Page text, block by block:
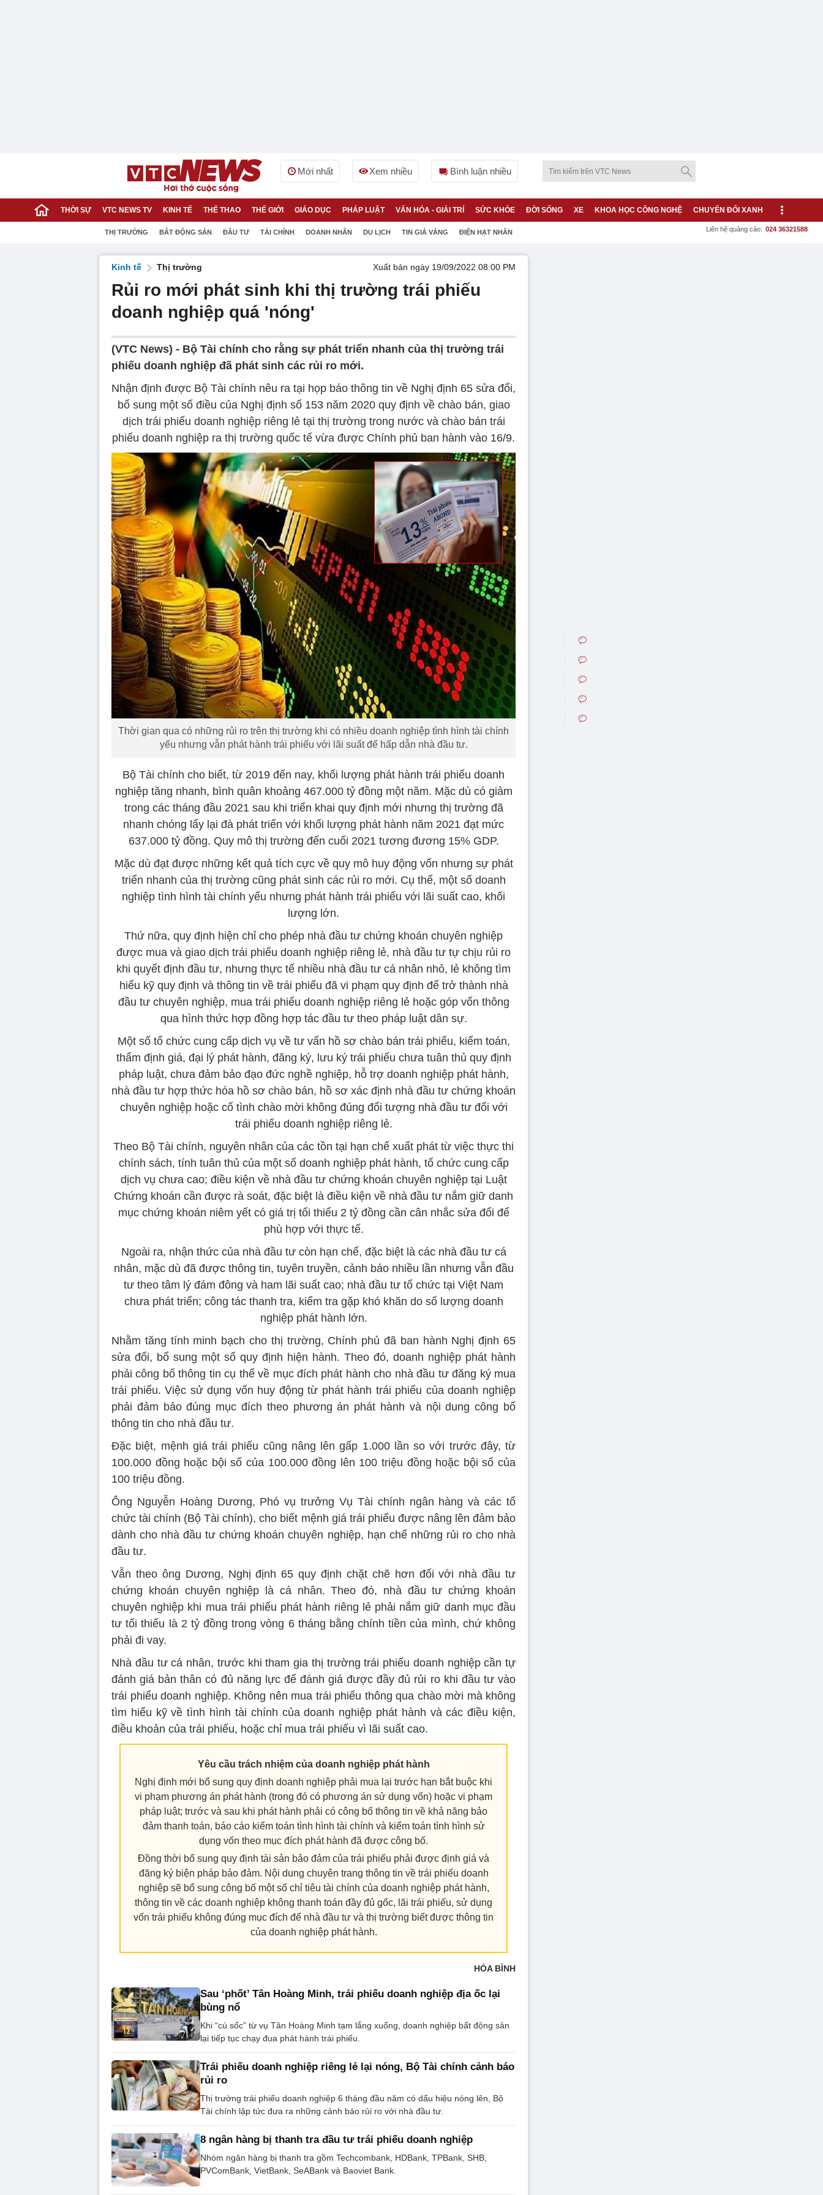
Mới nhất Xem nhiều Bình luận nhiều
THỜI SỰ VTC NEWS TV KINH TẾ THỂ THAO THẾ GIỚI GIÁO DỤC PHÁP LUẬT VĂN HÓA - GIẢI TRÍ SỨC KHỎE ĐỜI SỐNG XE KHOA HỌC CÔNG NGHỆ CHUYỂN ĐỔI XANH
THỊ TRƯỜNG BẤT ĐỘNG SẢN ĐẦU TƯ TÀI CHÍNH DOANH NHÂN DU LỊCH TIN GIÁ VÀNG ĐIỆN HẠT NHÂN Liên hệ quảng cáo: 024 36321588
Kinh tế Thị trường Xuất bản ngày 19/09/2022 08:00 PM
Rủi ro mới phát sinh khi thị trường trái phiếu
doanh nghiệp quá 'nóng'
(VTC News) - Bộ Tài chính cho rằng sự phát triển nhanh của thị trường trái
phiếu doanh nghiệp đã phát sinh các rủi ro mới.
Nhận định được Bộ Tài chính nêu ra tại họp báo thông tin về Nghị định 65 sửa đổi,
bổ sung một số điều của Nghị định số 153 năm 2020 quy định về chào bán, giao
dịch trái phiếu doanh nghiệp riêng lẻ tại thị trường trong nước và chào bán trái
phiếu doanh nghiệp ra thị trường quốc tế vừa được Chính phủ ban hành vào 16/9.
Thời gian qua có những rủi ro trên thị trường khi có nhiều doanh nghiệp tình hình tài chính
yếu nhưng vẫn phát hành trái phiếu với lãi suất để hấp dẫn nhà đầu tư.
Bộ Tài chính cho biết, từ 2019 đến nay, khối lượng phát hành trái phiếu doanh
nghiệp tăng nhanh, bình quân khoảng 467.000 tỷ đồng một năm. Mặc dù có giảm
trong các tháng đầu 2021 sau khi triển khai quy định mới nhưng thị trường đã
nhanh chóng lấy lại đà phát triển với khối lượng phát hành năm 2021 đạt mức
637.000 tỷ đồng. Quy mô thị trường đến cuối 2021 tương đương 15% GDP.
Mặc dù đạt được những kết quả tích cực về quy mô huy động vốn nhưng sự phát
triển nhanh của thị trường cũng phát sinh các rủi ro mới. Cụ thể, một số doanh
nghiệp tình hình tài chính yếu nhưng phát hành trái phiếu với lãi suất cao, khối
lượng lớn.
Thứ nữa, quy định hiện chỉ cho phép nhà đầu tư chứng khoán chuyên nghiệp
được mua và giao dịch trái phiếu doanh nghiệp riêng lẻ, nhà đầu tư tự chịu rủi ro
khi quyết định đầu tư, nhưng thực tế nhiều nhà đầu tư cá nhân nhỏ, lẻ không tìm
hiểu kỹ quy định và thông tin về trái phiếu đã vi phạm quy định để trở thành nhà
đầu tư chuyên nghiệp, mua trái phiếu doanh nghiệp riêng lẻ hoặc góp vốn thông
qua hình thức hợp đồng hợp tác đầu tư theo pháp luật dân sự.
Một số tổ chức cung cấp dịch vụ về tư vấn hồ sơ chào bán trái phiếu, kiểm toán,
thẩm định giá, đại lý phát hành, đăng ký, lưu ký trái phiếu chưa tuân thủ quy định
pháp luật, chưa đảm bảo đạo đức nghề nghiệp, hỗ trợ doanh nghiệp phát hành,
nhà đầu tư hợp thức hóa hồ sơ chào bán, hồ sơ xác định nhà đầu tư chứng khoán
chuyên nghiệp hoặc cố tình chào mời không đúng đối tượng nhà đầu tư đối với
trái phiếu doanh nghiệp riêng lẻ.
Theo Bộ Tài chính, nguyên nhân của các tồn tại hạn chế xuất phát từ việc thực thi
chính sách, tính tuân thủ của một số doanh nghiệp phát hành, tổ chức cung cấp
dịch vụ chưa cao; điều kiện về nhà đầu tư chứng khoán chuyên nghiệp tại Luật
Chứng khoán cần được rà soát, đặc biệt là điều kiện về nhà đầu tư nắm giữ danh
mục chứng khoán niêm yết có giá trị tối thiểu 2 tỷ đồng cần cân nhắc sửa đổi để
phù hợp với thực tế.
Ngoài ra, nhận thức của nhà đầu tư còn hạn chế, đặc biệt là các nhà đầu tư cá
nhân, mặc dù đã được thông tin, tuyên truyền, cảnh báo nhiều lần nhưng vẫn đầu
tư theo tâm lý đám đông và ham lãi suất cao; nhà đầu tư tổ chức tại Việt Nam
chưa phát triển; công tác thanh tra, kiểm tra gặp khó khăn do số lượng doanh
nghiệp phát hành lớn.
Nhằm tăng tính minh bạch cho thị trường, Chính phủ đã ban hành Nghị định 65
sửa đổi, bổ sung một số quy định hiện hành. Theo đó, doanh nghiệp phát hành
phải công bố thông tin cụ thể về mục đích phát hành cho nhà đầu tư đăng ký mua
trái phiếu. Việc sử dụng vốn huy động từ phát hành trái phiếu của doanh nghiệp
phải đảm bảo đúng mục đích theo phương án phát hành và nội dung công bố
thông tin cho nhà đầu tư.
Đặc biệt, mệnh giá trái phiếu cũng nâng lên gấp 1.000 lần so với trước đây, từ
100.000 đồng hoặc bội số của 100.000 đồng lên 100 triệu đồng hoặc bội số của
100 triệu đồng.
Ông Nguyễn Hoàng Dương, Phó vụ trưởng Vụ Tài chính ngân hàng và các tổ
chức tài chính (Bộ Tài chính), cho biết mệnh giá trái phiếu được nâng lên đảm bảo
dành cho nhà đầu tư chứng khoán chuyên nghiệp, hạn chế những rủi ro cho nhà
đầu tư.
Vẫn theo ông Dương, Nghị định 65 quy định chặt chẽ hơn đối với nhà đầu tư
chứng khoán chuyên nghiệp là cá nhân. Theo đó, nhà đầu tư chứng khoán
chuyên nghiệp khi mua trái phiếu phát hành riêng lẻ phải nắm giữ danh mục đầu
tư tối thiểu là 2 tỷ đồng trong vòng 6 tháng bằng chính tiền của mình, chứ không
phải đi vay.
Nhà đầu tư cá nhân, trước khi tham gia thị trường trái phiếu doanh nghiệp cần tự
đánh giá bản thân có đủ năng lực để đánh giá được đầy đủ rủi ro khi đầu tư vào
trái phiếu doanh nghiệp. Không nên mua trái phiếu thông qua chào mời mà không
tìm hiểu kỹ về tình hình tài chính của doanh nghiệp phát hành và các điều kiện,
điều khoản của trái phiếu, hoặc chỉ mua trái phiếu vì lãi suất cao.
Yêu cầu trách nhiệm của doanh nghiệp phát hành
Nghị định mới bổ sung quy định doanh nghiệp phải mua lại trước hạn bắt buộc khi
vi phạm phương án phát hành (trong đó có phương án sử dụng vốn) hoặc vi phạm
pháp luật; trước và sau khi phát hành phải có công bố thông tin về khả năng bảo
đảm thanh toán, báo cáo kiểm toán tình hình tài chính và kiểm toán tình hình sử
dụng vốn theo mục đích phát hành đã được công bố.
Đồng thời bổ sung quy định tài sản bảo đảm của trái phiếu phải được định giá và
đăng ký biện pháp bảo đảm. Nội dung chuyên trang thông tin về trái phiếu doanh
nghiệp sẽ bổ sung công bố một số chỉ tiêu tài chính của doanh nghiệp phát hành,
thông tin về các doanh nghiệp không thanh toán đầy đủ gốc, lãi trái phiếu, sử dụng
vốn trái phiếu không đúng mục đích để nhà đầu tư và thị trường biết được thông tin
của doanh nghiệp phát hành.
HÒA BÌNH
Sau ‘phốt’ Tân Hoàng Minh, trái phiếu doanh nghiệp địa ốc lại
bùng nổ
Khi “cú sốc” từ vụ Tân Hoàng Minh tạm lắng xuống, doanh nghiệp bất động sản
lại tiếp tục chạy đua phát hành trái phiếu.
Trái phiếu doanh nghiệp riêng lẻ lại nóng, Bộ Tài chính cảnh báo
rủi ro
Thị trường trái phiếu doanh nghiệp 6 tháng đầu năm có dấu hiệu nóng lên, Bộ
Tài chính lập tức đưa ra những cảnh báo rủi ro với nhà đầu tư.
8 ngân hàng bị thanh tra đầu tư trái phiếu doanh nghiệp
Nhóm ngân hàng bị thanh tra gồm Techcombank, HDBank, TPBank, SHB,
PVComBank, VietBank, SeABank và Baoviet Bank.